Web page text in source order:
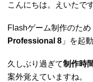
こんにちは。えいたです
Flashゲーム制作のため
Professional 8 」を起
久しぶり過ぎて制作時
案外覚えていますね。